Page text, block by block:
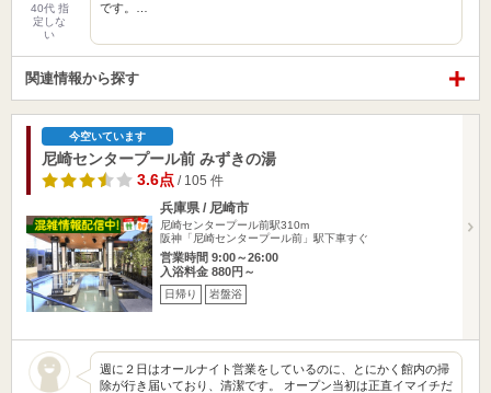
40代 指
定しな
い
です。…
関連情報から探す
今空いています
尼崎センタープール前 みずきの湯
3.6点 / 105 件
兵庫県 / 尼崎市
尼崎センタープール前駅310m
阪神「尼崎センタープール前」駅下車すぐ
営業時間 9:00～26:00
入浴料金 880円～
日帰り 岩盤浴
週に２日はオールナイト営業をしているのに、とにかく館内の掃
除が行き届いており、清潔です。 オープン当初は正直イマイチだ